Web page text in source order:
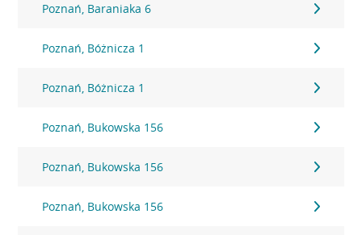
Poznań, Baraniaka 6
Poznań, Bóżnicza 1
Poznań, Bóżnicza 1
Poznań, Bukowska 156
Poznań, Bukowska 156
Poznań, Bukowska 156